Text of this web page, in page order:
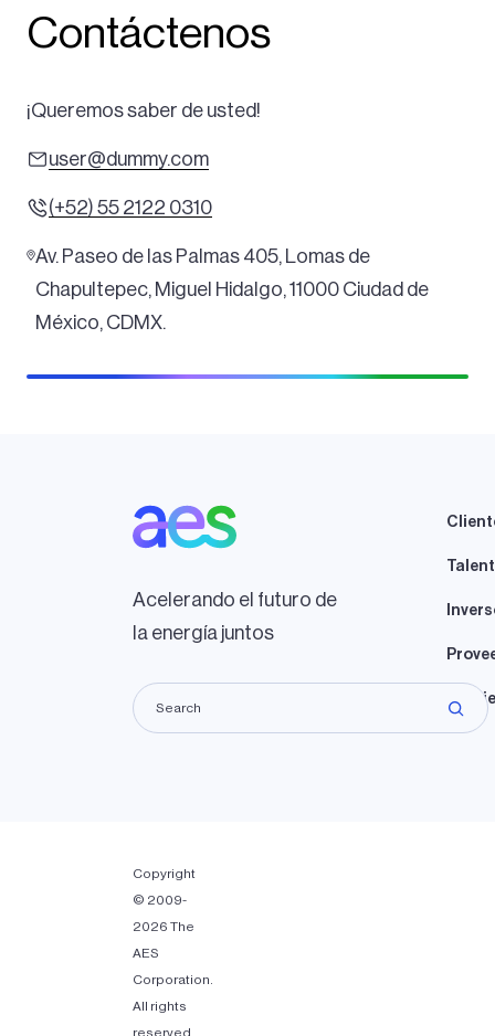
Contáctenos
¡Queremos saber de usted!
user@dummy.com
(+52) 55 2122 0310
Av. Paseo de las Palmas 405, Lomas de
Chapultepec, Miguel Hidalgo, 11000 Ciudad de
México, CDMX.
Acelerando el futuro de
la energía juntos
Copyright
© 2009-
2026 The
AES
Corporation.
All rights
reserved.